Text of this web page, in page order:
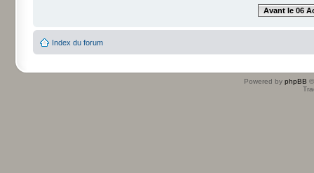
Avant le 06
Index du forum
Powered by phpBB